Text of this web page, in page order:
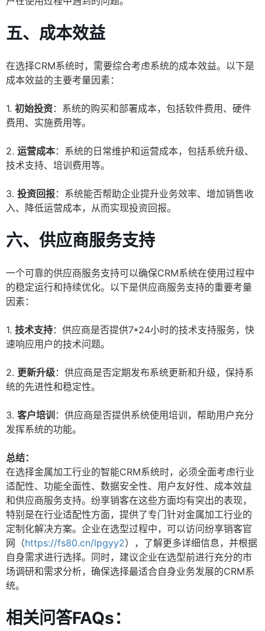
五、成本效益
在选择CRM系统时，需要综合考虑系统的成本效益。以下是
成本效益的主要考量因素：
1. 初始投资：系统的购买和部署成本，包括软件费用、硬件
费用、实施费用等。
2. 运营成本：系统的日常维护和运营成本，包括系统升级、
技术支持、培训费用等。
3. 投资回报：系统能否帮助企业提升业务效率、增加销售收
入、降低运营成本，从而实现投资回报。
六、供应商服务支持
一个可靠的供应商服务支持可以确保CRM系统在使用过程中
的稳定运行和持续优化。以下是供应商服务支持的重要考量
因素：
1. 技术支持：供应商是否提供7*24小时的技术支持服务，快
速响应用户的技术问题。
2. 更新升级：供应商是否定期发布系统更新和升级，保持系
统的先进性和稳定性。
3. 客户培训 ：供应商是否提供系统使用培训，帮助用户充分
发挥系统的功能。
总结：
在选择金属加工行业的智能CRM系统时，必须全面考虑行业
适配性、功能全面性、数据安全性、用户友好性、成本效益
和供应商服务支持。纷享销客在这些方面均有突出的表现，
特别是在行业适配性方面，提供了专门针对金属加工行业的
定制化解决方案。企业在选型过程中，可以访问纷享销客官
网（https://fs80.cn/lpgyy2），了解更多详细信息，并根据
自身需求进行选择。同时，建议企业在选型前进行充分的市
场调研和需求分析，确保选择最适合自身业务发展的CRM系
统。
相关问答FAQs：